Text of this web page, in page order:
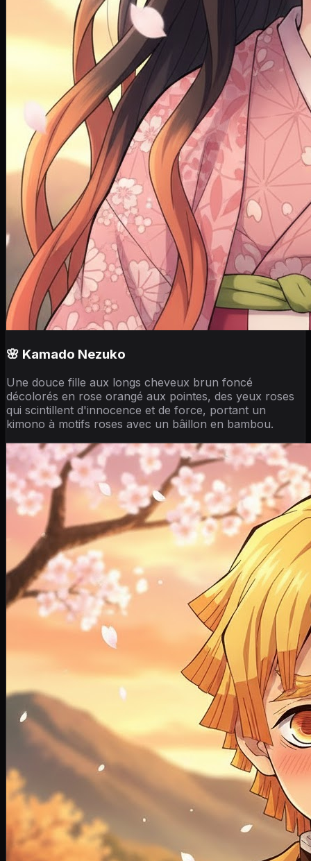
🌸 Kamado Nezuko
Une douce fille aux longs cheveux brun foncé
décolorés en rose orangé aux pointes, des yeux roses
qui scintillent d'innocence et de force, portant un
kimono à motifs roses avec un bâillon en bambou.